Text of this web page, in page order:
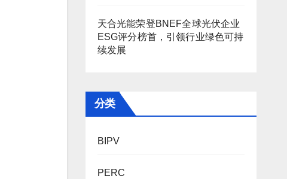
天合光能荣登BNEF全球光伏企业
ESG评分榜首，引领行业绿色可持
续发展
分类
BIPV
PERC